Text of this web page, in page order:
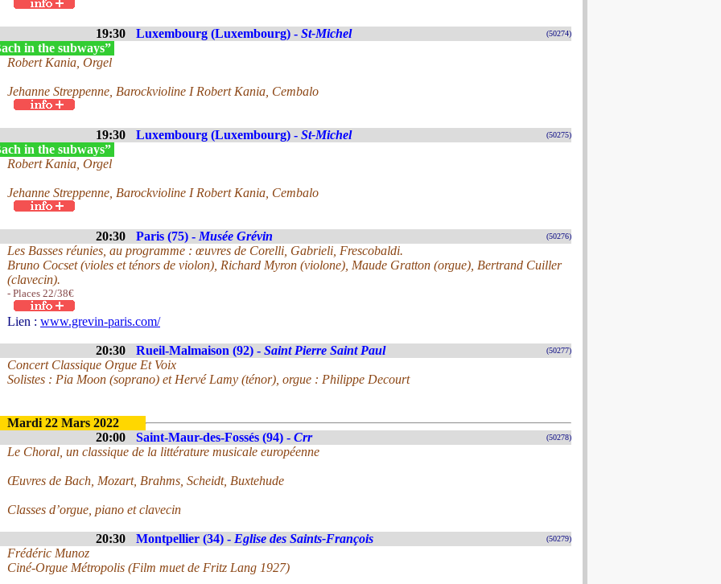
19:30 Luxembourg (Luxembourg) - St-Michel (50274)
in the subways”
Robert Kania, Orgel
Jehanne Streppenne, Barockvioline I Robert Kania, Cembalo
19:30 Luxembourg (Luxembourg) - St-Michel (50275)
in the subways”
Robert Kania, Orgel
Jehanne Streppenne, Barockvioline I Robert Kania, Cembalo
20:30 Paris (75) - Musée Grévin (50276)
Les Basses réunies, au programme : œuvres de Corelli, Gabrieli, Frescobaldi.
Bruno Cocset (violes et ténors de violon), Richard Myron (violone), Maude Gratton (orgue), Bertrand Cuiller
(clavecin).
- Places 22/38€
Lien : www.grevin-paris.com/
20:30 Rueil-Malmaison (92) - Saint Pierre Saint Paul (50277)
Concert Classique Orgue Et Voix
Solistes : Pia Moon (soprano) et Hervé Lamy (ténor), orgue : Philippe Decourt
Mardi 22 Mars 2022
20:00
Saint-Maur-des-Fossés (94) - Crr (50278)
Le Choral, un classique de la littérature musicale européenne
Œuvres de Bach, Mozart, Brahms, Scheidt, Buxtehude
Classes d’orgue, piano et clavecin
20:30 Montpellier (34) - Eglise des Saints-François (50279)
Frédéric Munoz
Ciné-Orgue Métropolis (Film muet de Fritz Lang 1927)